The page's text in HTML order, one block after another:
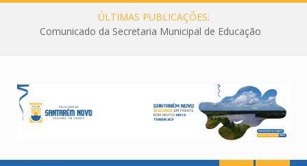
ÚLTIMAS PUBLICAÇÕES:
Comunicado da Secretaria Municipal de Educação